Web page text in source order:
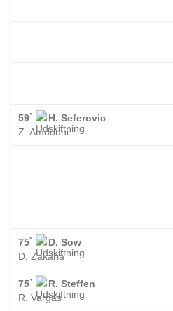
59`
H. Seferovic
Z. Amdouni
75`
D. Sow
D. Zakaria
75`
R. Steffen
R. Vargas